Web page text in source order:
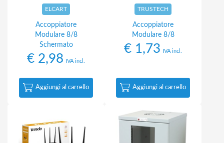
ELCART
Accoppiatore
Modulare 8/8
Schermato
€ 2,98 IVA incl.
Aggiungi al carrello
TRUSTECH
Accoppiatore
Modulare 8/8
€ 1,73 IVA incl.
Aggiungi al carrello